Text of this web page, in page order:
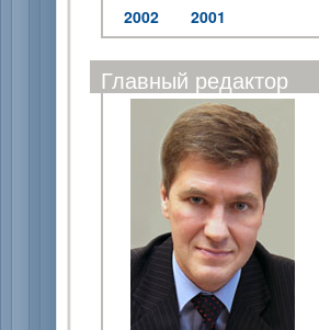
2002
2001
Главный редактор